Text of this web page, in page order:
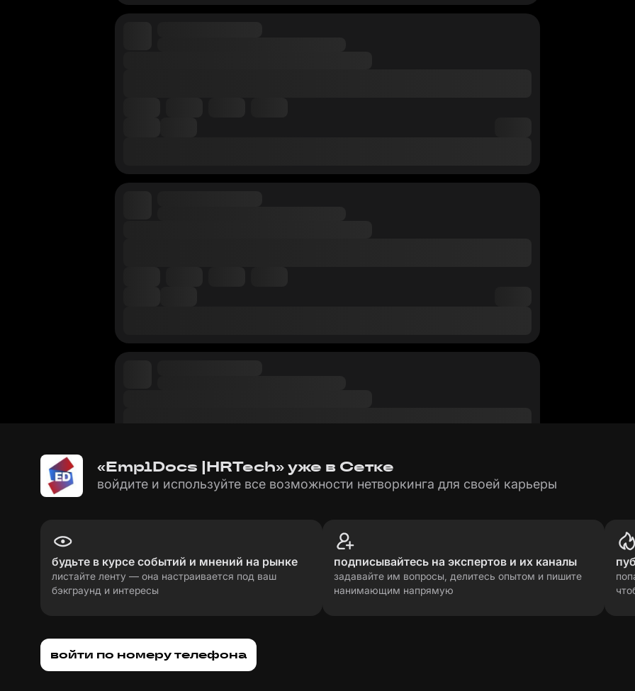
«EmplDocs |HRTech» уже в Сетке
войдите и используйте все возможности нетворкинга для своей карьеры
будьте в курсе событий и мнений на рынке
листайте ленту — она настраивается под ваш
бэкграунд и интересы
подписывайтесь на экспертов и их каналы
задавайте им вопросы, делитесь опытом и пишите
нанимающим напрямую
войти по номеру телефона